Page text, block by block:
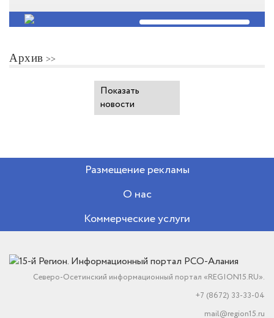
Архив
Показать
новости
Размещение рекламы
О нас
Коммерческие услуги
Северо-Осетинский информационный портал «REGION15.RU».
+7 (8672) 33-33-04
mail@region15.ru